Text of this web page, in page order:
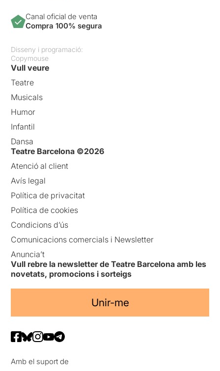
Canal oficial de venta
Compra 100% segura
Disseny i programació:
Copymouse
Vull veure
Teatre
Musicals
Humor
Infantil
Dansa
Teatre Barcelona ©2026
Atenció al client
Avís legal
Política de privacitat
Política de cookies
Condicions d’ús
Comunicacions comercials i Newsletter
Anuncia’t
Vull rebre la newsletter de Teatre Barcelona amb les
novetats, promocions i sorteigs
Unir-me
Amb el suport de